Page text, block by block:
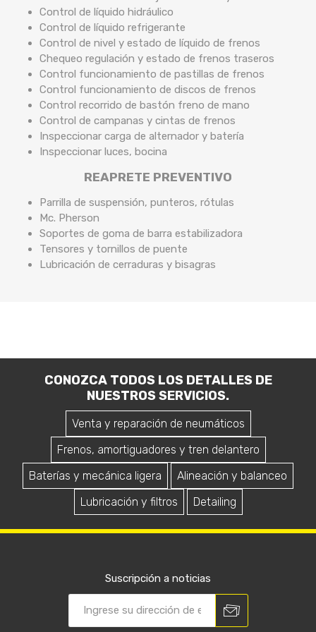
Control de líquido hidráulico
Control de líquido refrigerante
Control de nivel y estado de líquido de frenos
Chequeo regulación y estado de frenos traseros
Control funcionamiento de pastillas de frenos
Control funcionamiento de discos de frenos
Control recorrido de bastón freno de mano
Control de campanas y cintas de frenos
Inspeccionar carga de alternador y batería
Inspeccionar luces, bocina
REAPRETE PREVENTIVO
Parrilla de suspensión, punteros, rótulas
Mc. Pherson
Soportes de goma de barra estabilizadora
Tensores y tornillos de puente
Lubricación de cerraduras y bisagras
CONOZCA TODOS LOS DETALLES DE
NUESTROS SERVICIOS.
Venta y reparación de neumáticos
Frenos, amortiguadores y tren delantero
Baterías y mecánica ligera
Alineación y balanceo
Lubricación y filtros
Detailing
Suscripción a noticias